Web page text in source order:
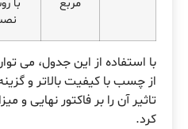
مربع
با
با استفاده از این جدول، می
از چسب با کیفیت بالاتر و
تاثیر آن را بر فاکتور نهایی
کرد.